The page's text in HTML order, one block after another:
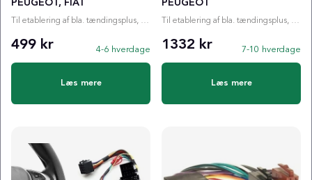
PEUGEOT, FIAT
Til etablering af bla. tændingsplus, ratstyring etc.
499 kr 4-6 hverdage
Læs mere
PEUGEOT
Til etablering af bla. tændingsplus, ratstyring etc.
1332 kr 7-10 hverdage
Læs mere